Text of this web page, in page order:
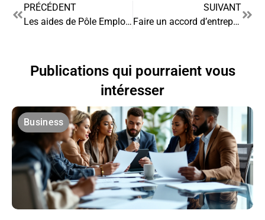
PRÉCÉDENT
Les aides de Pôle Emploi pour la création d’entreprise : Un tremplin vers le succès
SUIVANT
Faire un accord d’entreprise : les clés pour une négociation réussie
Publications qui pourraient vous
intéresser
Business